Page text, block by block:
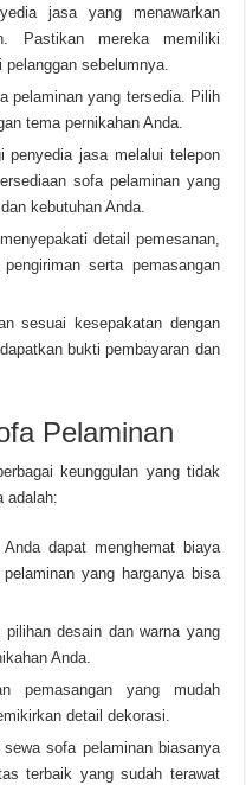
jasa yang menawarkan
Pastikan mereka memiliki
sebelumnya.
pelaminan yang tersedia. Pilih
tema pernikahan Anda.
penyedia jasa melalui telepon
sofa pelaminan yang
kebutuhan Anda.
detail pemesanan,
serta pemasangan
sesuai kesepakatan dengan
bukti pembayaran dan
Pelaminan
keunggulan yang tidak
adalah:
dapat menghemat biaya
yang harganya bisa
pilihan desain dan warna yang
Anda.
pemasangan yang mudah
detail dekorasi.
sofa pelaminan biasanya
terbaik yang sudah terawat